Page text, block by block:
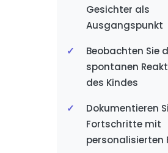
Gesichter als
Ausgangspunkt
Beobachten Sie
spontanen
des Kindes
Dokumentieren
Fortschritte mit
personalisierten